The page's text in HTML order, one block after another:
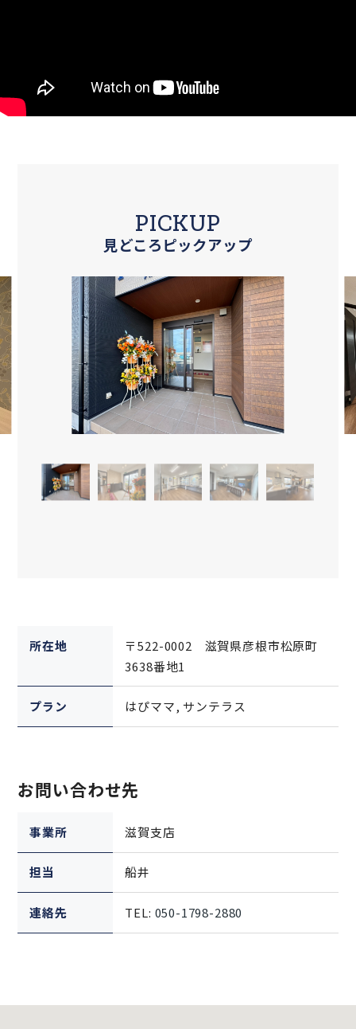
PICKUP
見どころピックアップ
所在地
〒522-0002 滋賀県彦根市松原町
3638番地1
プラン はぴママ, サンテラス
お問い合わせ先
事業所 滋賀支店
担当 船井
連絡先 TEL: 050-1798-2880